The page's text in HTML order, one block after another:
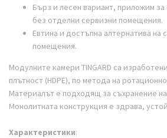
Бърз и лесен вариант, приложим
без отделни сервизни помещения.
Евтина и достъпна алтернатива на
помещения.
Модулните камери TINGARD са и
плътност (HDPE), по метода на
Материалът е подходящ за съхранение
Монолитната конструкция е здрава,
Характеристики: